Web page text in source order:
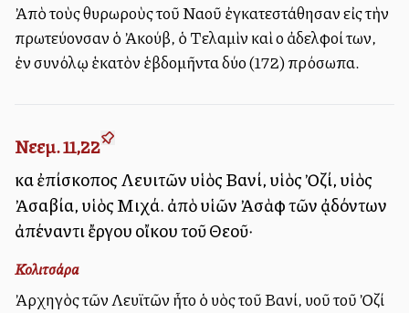
Ἀπὸ τοὺς θυρωροὺς τοῦ Ναοῦ ἐγκατεστάθησαν εἰς τὴν
πρωτεύονσαν ὁ Ἀκούβ, ὁ Τελαμὶν καὶ οἱ ἀδελφοί των,
ἐν συνόλῳ ἑκατὸν ἑβδομῆντα δύο (172) πρόσωπα.
Νεεμ. 11,22
καὶ ἐπίσκοπος Λευιτῶν υἱὸς Βανί, υἱὸς Ὀζί, υἱὸς
Ἀσαβία, υἱὸς Μιχά. ἀπὸ υἱῶν Ἀσὰφ τῶν ᾀδόντων
ἀπέναντι ἔργου οἴκου τοῦ Θεοῦ·
Κολιτσάρα
Ἀρχηγὸς τῶν Λευϊτῶν ἦτο ὁ υἱὸς τοῦ Βανί, υἱοῦ τοῦ Ὀζί